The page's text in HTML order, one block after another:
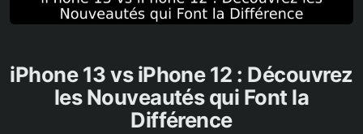
iPhone 13 vs iPhone 12 : Découvrez
les Nouveautés qui Font la
Différence